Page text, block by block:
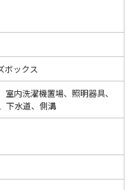
ボックス
内洗濯機置場、照明器具、
下水道、側溝